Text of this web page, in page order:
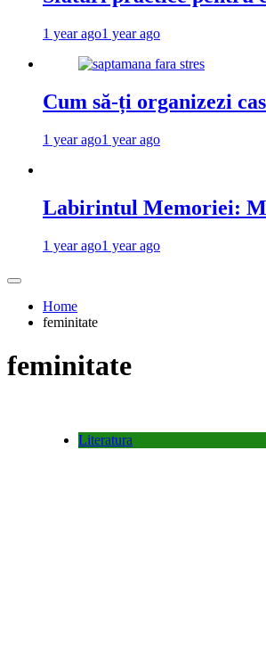
1 year ago1 year ago
Cum să-ți organizezi
1 year ago1 year ago
Labirintul Memoriei:
1 year ago1 year ago
Home
feminitate
feminitate
Literatura